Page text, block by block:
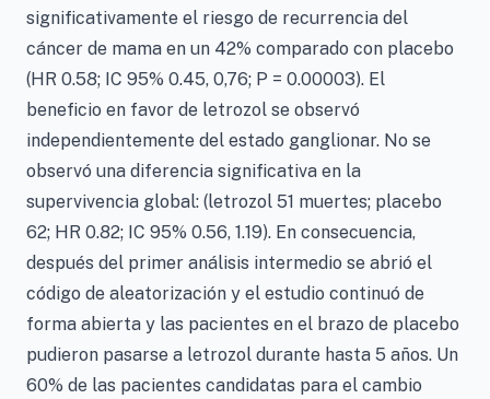
significativamente el riesgo de recurrencia del
cáncer de mama en un 42% comparado con placebo
(HR 0.58; IC 95% 0.45, 0,76; P = 0.00003). El
beneficio en favor de letrozol se observó
independientemente del estado ganglionar. No se
observó una diferencia significativa en la
supervivencia global: (letrozol 51 muertes; placebo
62; HR 0.82; IC 95% 0.56, 1.19). En consecuencia,
después del primer análisis intermedio se abrió el
código de aleatorización y el estudio continuó de
forma abierta y las pacientes en el brazo de placebo
pudieron pasarse a letrozol durante hasta 5 años. Un
60% de las pacientes candidatas para el cambio